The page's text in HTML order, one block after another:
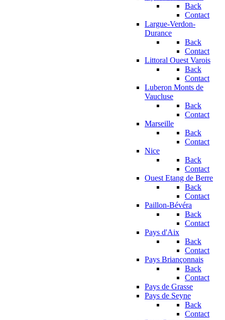
Back
Contact
Largue-Verdon-
Durance
Back
Contact
Littoral Ouest Varois
Back
Contact
Luberon Monts de
Vaucluse
Back
Contact
Marseille
Back
Contact
Nice
Back
Contact
Ouest Etang de Berre
Back
Contact
Paillon-Bévéra
Back
Contact
Pays d'Aix
Back
Contact
Pays Briançonnais
Back
Contact
Pays de Grasse
Pays de Seyne
Back
Contact